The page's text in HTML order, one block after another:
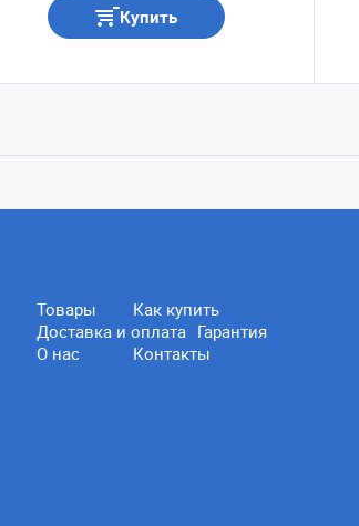
Купить
Товары
Как купить
Доставка и оплата Гарантия
О нас
Контакты